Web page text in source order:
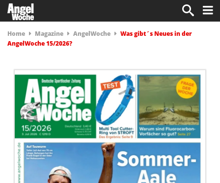
Home Magazine AngelWoche
Was gibt´s Neues in der
AngelWoche 15/2026?